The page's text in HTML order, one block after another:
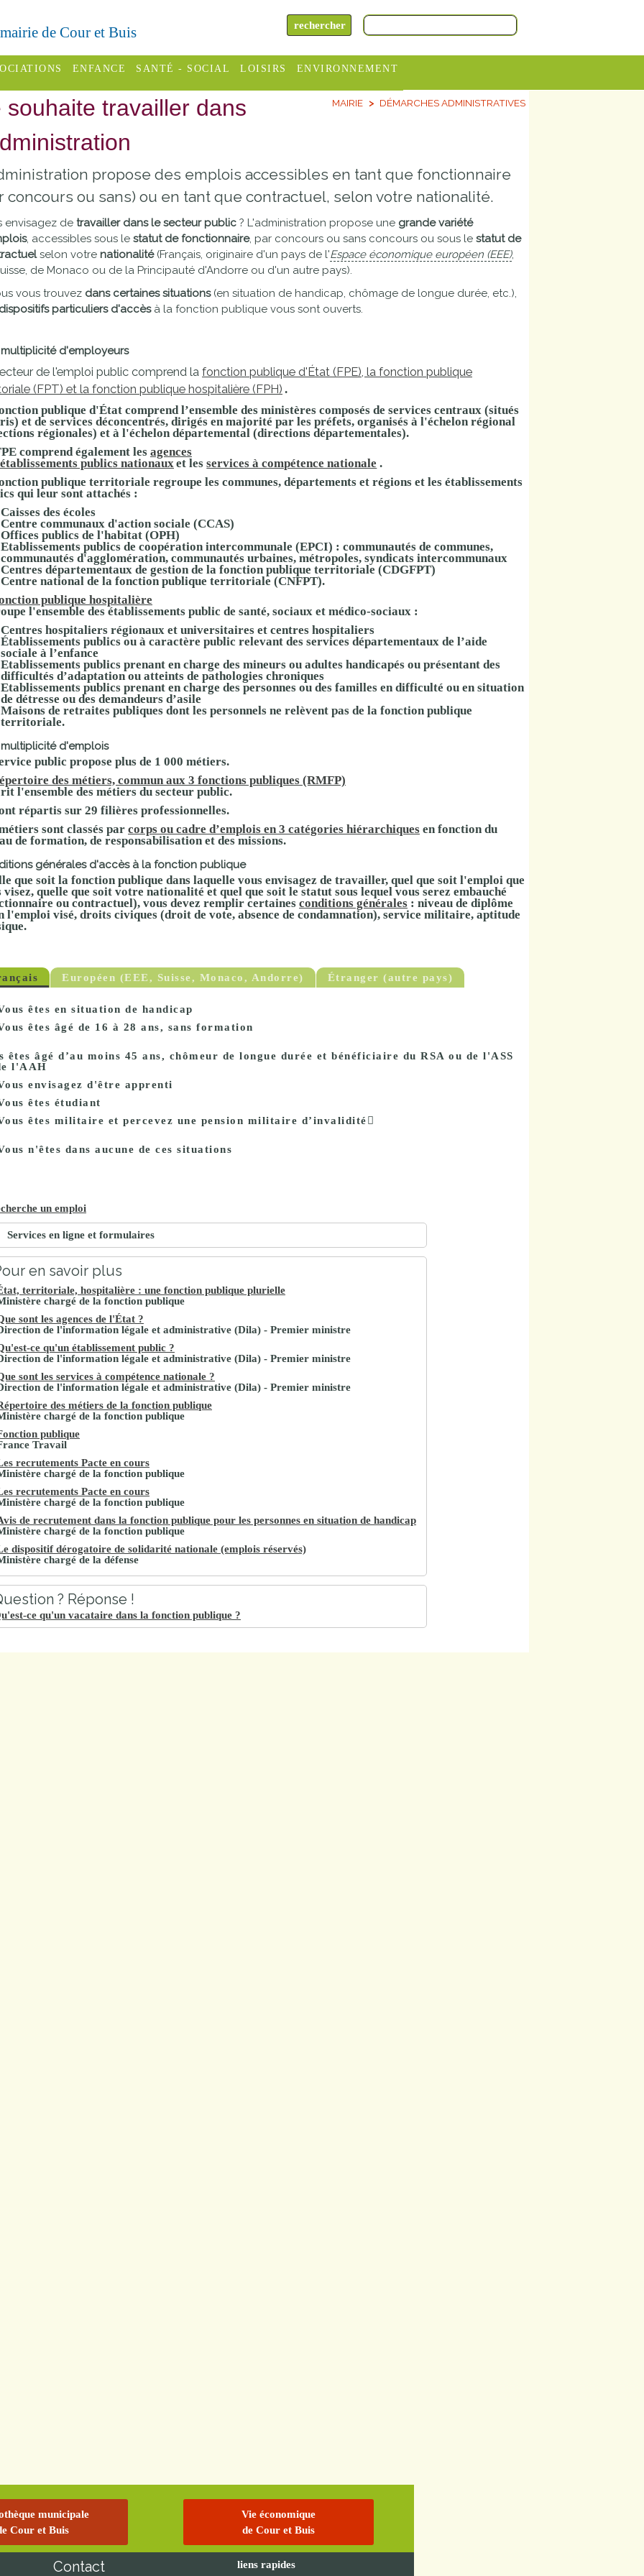
de Cour et Buis
des
des
ENFANCE
Assistantes
assistante
maternelle
Pôle petite
enfance
Etablissements
Établissements
scolaires
privés
SANTÉ - SOCIAL
Centres
CCAS
Conseil
Départemental
Le SSIAD
des Trois
LOISIRS
de
tourisme
Cinémas
Piscines
Sélection
d'activité
Buis
Visiter,
découvrir
s'amuser
ENVIRONNEMENT
Horaires
incitative
MAIRIE DÉMARCHES ADMINISTRATIVES
souhaite travailler dans
propose des emplois accessibles en tant que fonctionnaire
concours ou sans) ou en tant que contractuel, selon votre nationalité.
envisagez de travailler dans le secteur public ? L'administration propose une grande variété
, accessibles sous le statut de fonctionnaire, par concours ou sans concours ou sous le statut de
selon votre nationalité(Français, originaire d'un pays de l'Espace économique européen (EEE),
de Monaco ou de la Principauté d'Andorre ou d'un autre pays).
vous trouvez dans certaines situations(en situation de handicap, chômage de longue durée, etc.),
particuliers d'accèsà la fonction publique vous sont ouverts.
d'employeurs
de l'emploi public comprend la fonction publique d'État (FPE), la fonction publique
(FPT) et la fonction publique hospitalière (FPH) .
publique d'État comprend l’ensemble des ministères composés de services centraux (situés
et de services déconcentrés, dirigés en majorité par les préfets, organisés à l'échelon régional
régionales) et à l'échelon départemental (directions départementales).
comprend également les agences
établissements publics nationauxet lesservices à compétence nationale .
publique territoriale regroupe les communes, départements et régions et les établissements
qui leur sont attachés :
Caisses des écoles
Centre communaux d'action sociale (CCAS)
Offices publics de l'habitat (OPH)
Etablissements publics de coopération intercommunale (EPCI) : communautés de communes,
communautés d'agglomération, communautés urbaines, métropoles, syndicats intercommunaux
Centres départementaux de gestion de la fonction publique territoriale (CDGFPT)
Centre national de la fonction publique territoriale (CNFPT).
publique hospitalière
l'ensemble des établissements public de santé, sociaux et médico-sociaux :
Centres hospitaliers régionaux et universitaires et centres hospitaliers
Établissements publics ou à caractère public relevant des services départementaux de l’aide
sociale à l’enfance
Etablissements publics prenant en charge des mineurs ou adultes handicapés ou présentant des
difficultés d’adaptation ou atteints de pathologies chroniques
Etablissements publics prenant en charge des personnes ou des familles en difficulté ou en situation
de détresse ou des demandeurs d’asile
Maisons de retraites publiques dont les personnels ne relèvent pas de la fonction publique
territoriale.
d'emplois
public propose plus de 1 000 métiers.
des métiers, commun aux 3 fonctions publiques (RMFP)
l'ensemble des métiers du secteur public.
répartis sur 29 filières professionnelles.
sont classés par corps ou cadre d’emplois en 3 catégories hiérarchiques en fonction du
de formation, de responsabilisation et des missions.
générales d'accès à la fonction publique
que soit la fonction publique dans laquelle vous envisagez de travailler, quel que soit l'emploi que
visez, quelle que soit votre nationalité et quel que soit le statut sous lequel vous serez embauché
ou contractuel), vous devez remplir certaines conditions générales : niveau de diplôme
l'emploi visé, droits civiques (droit de vote, absence de condamnation), service militaire, aptitude
Européen (EEE, Suisse, Monaco, Andorre) Étranger (autre pays)
êtes en situation de handicap
êtes âgé de 16 à 28 ans, sans formation
êtes âgé d’au moins 45 ans, chômeur de longue durée et bénéficiaire du RSA ou de l'ASS
l'AAH
envisagez d'être apprenti
êtes étudiant
êtes militaire et percevez une pension militaire d’invalidité
n'êtes dans aucune de ces situations
un emploi
Services en ligne et formulaires
en savoir plus
territoriale, hospitalière : une fonction publique plurielle
chargé de la fonction publique
sont les agences de l'État ?
de l'information légale et administrative (Dila) - Premier ministre
ce qu'un établissement public ?
de l'information légale et administrative (Dila) - Premier ministre
sont les services à compétence nationale ?
de l'information légale et administrative (Dila) - Premier ministre
des métiers de la fonction publique
chargé de la fonction publique
publique
Travail
recrutements Pacte en cours
chargé de la fonction publique
recrutements Pacte en cours
chargé de la fonction publique
de recrutement dans la fonction publique pour les personnes en situation de handicap
chargé de la fonction publique
dispositif dérogatoire de solidarité nationale (emplois réservés)
chargé de la défense
? Réponse !
ce qu'un vacataire dans la fonction publique ?
municipale
Cour et Buis
Vie économique
de Cour et Buis
Contact liens rapides